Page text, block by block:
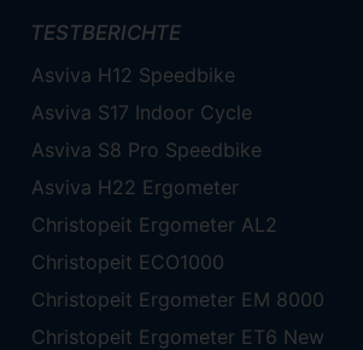
TESTBERICHTE
Asviva H12 Speedbike
Asviva S17 Indoor Cycle
Asviva S8 Pro Speedbike
Asviva H22 Ergometer
Christopeit Ergometer AL2
Christopeit ECO1000
Christopeit Ergometer EM 8000
Christopeit Ergometer ET6 New